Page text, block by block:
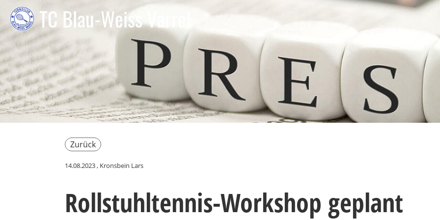
TC Blau-Weiss Varrel
Zurück
14.08.2023, Kronsbein Lars
Rollstuhltennis-Workshop geplant